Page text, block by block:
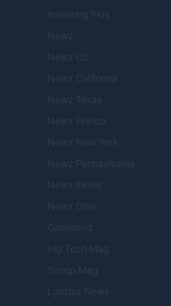
Investing Plus
Newz
Newz US
Newz California
Newz Texas
Newz Florida
Newz New York
Newz Pennsylvania
Newz Illinois
Newz Ohio
Gameland
Hig Tech Mag
Scoop Mag
Lgbtqia News